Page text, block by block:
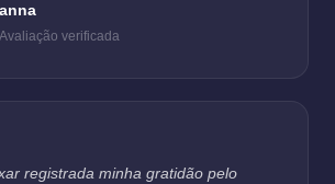
verificada
registrada minha gratidão pelo